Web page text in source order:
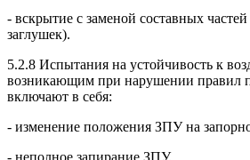
- вскрытие с заменой составных
заглушек).
5.2.8 Испытания на устойчивость к
возникающим при нарушении правил
включают в себя:
- изменение положения ЗПУ на
- неполное запирание ЗПУ.